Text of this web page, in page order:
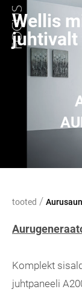
Wellis
tooted /
Komplekt
juhtpaneeli